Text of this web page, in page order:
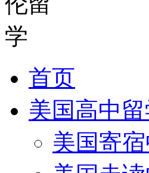
首页
美国高中
美国寄